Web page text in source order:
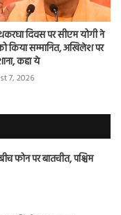
दिवस पर सीएम योगी ने
किया सम्मानित, अखिलेश पर
कहा ये
7, 2026
फोन पर बातचीत, पश्चिम